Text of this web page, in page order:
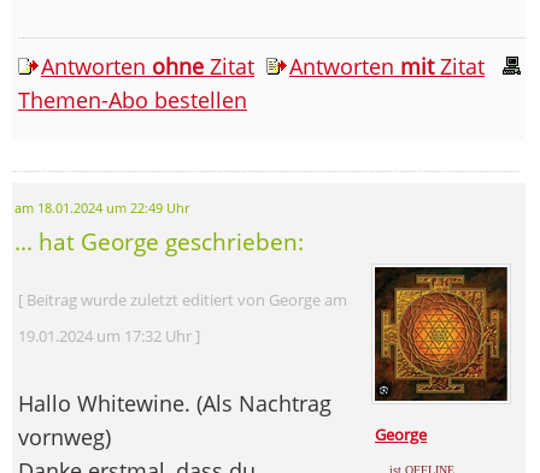
Antworten ohne Zitat Antworten mitZitat
Themen-Abo bestellen
am 18.01.2024 um 22:49 Uhr
... hat George geschrieben:
George
... ist OFFLINE
[ Beitrag wurde zuletzt editiert von George am
19.01.2024 um 17:32 Uhr ]
Hallo Whitewine. (Als Nachtrag
vornweg)